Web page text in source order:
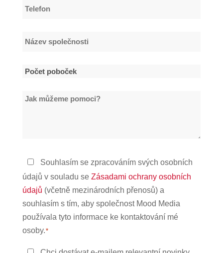
Telefon
Název
Počet
Jak
Zásady
ochrany
osobních
údajů
*
Souhlasím se zpracováním svých osobních
údajů v souladu se Zásadami ochrany osobních
údajů (včetně mezinárodních přenosů) a
souhlasím s tím, aby společnost Mood Media
používala tyto informace ke kontaktování mé
osoby.*